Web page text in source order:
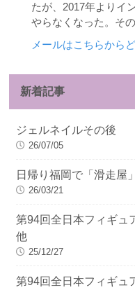
たが、2017年よりイ
やらなくなった。そ
メールはこちらから
新着記事
ジェルネイルその後
26/07/05
日帰り福岡で「滑走
26/03/21
第94回全日本フィギュ
他
25/12/27
第94回全日本フィギュ